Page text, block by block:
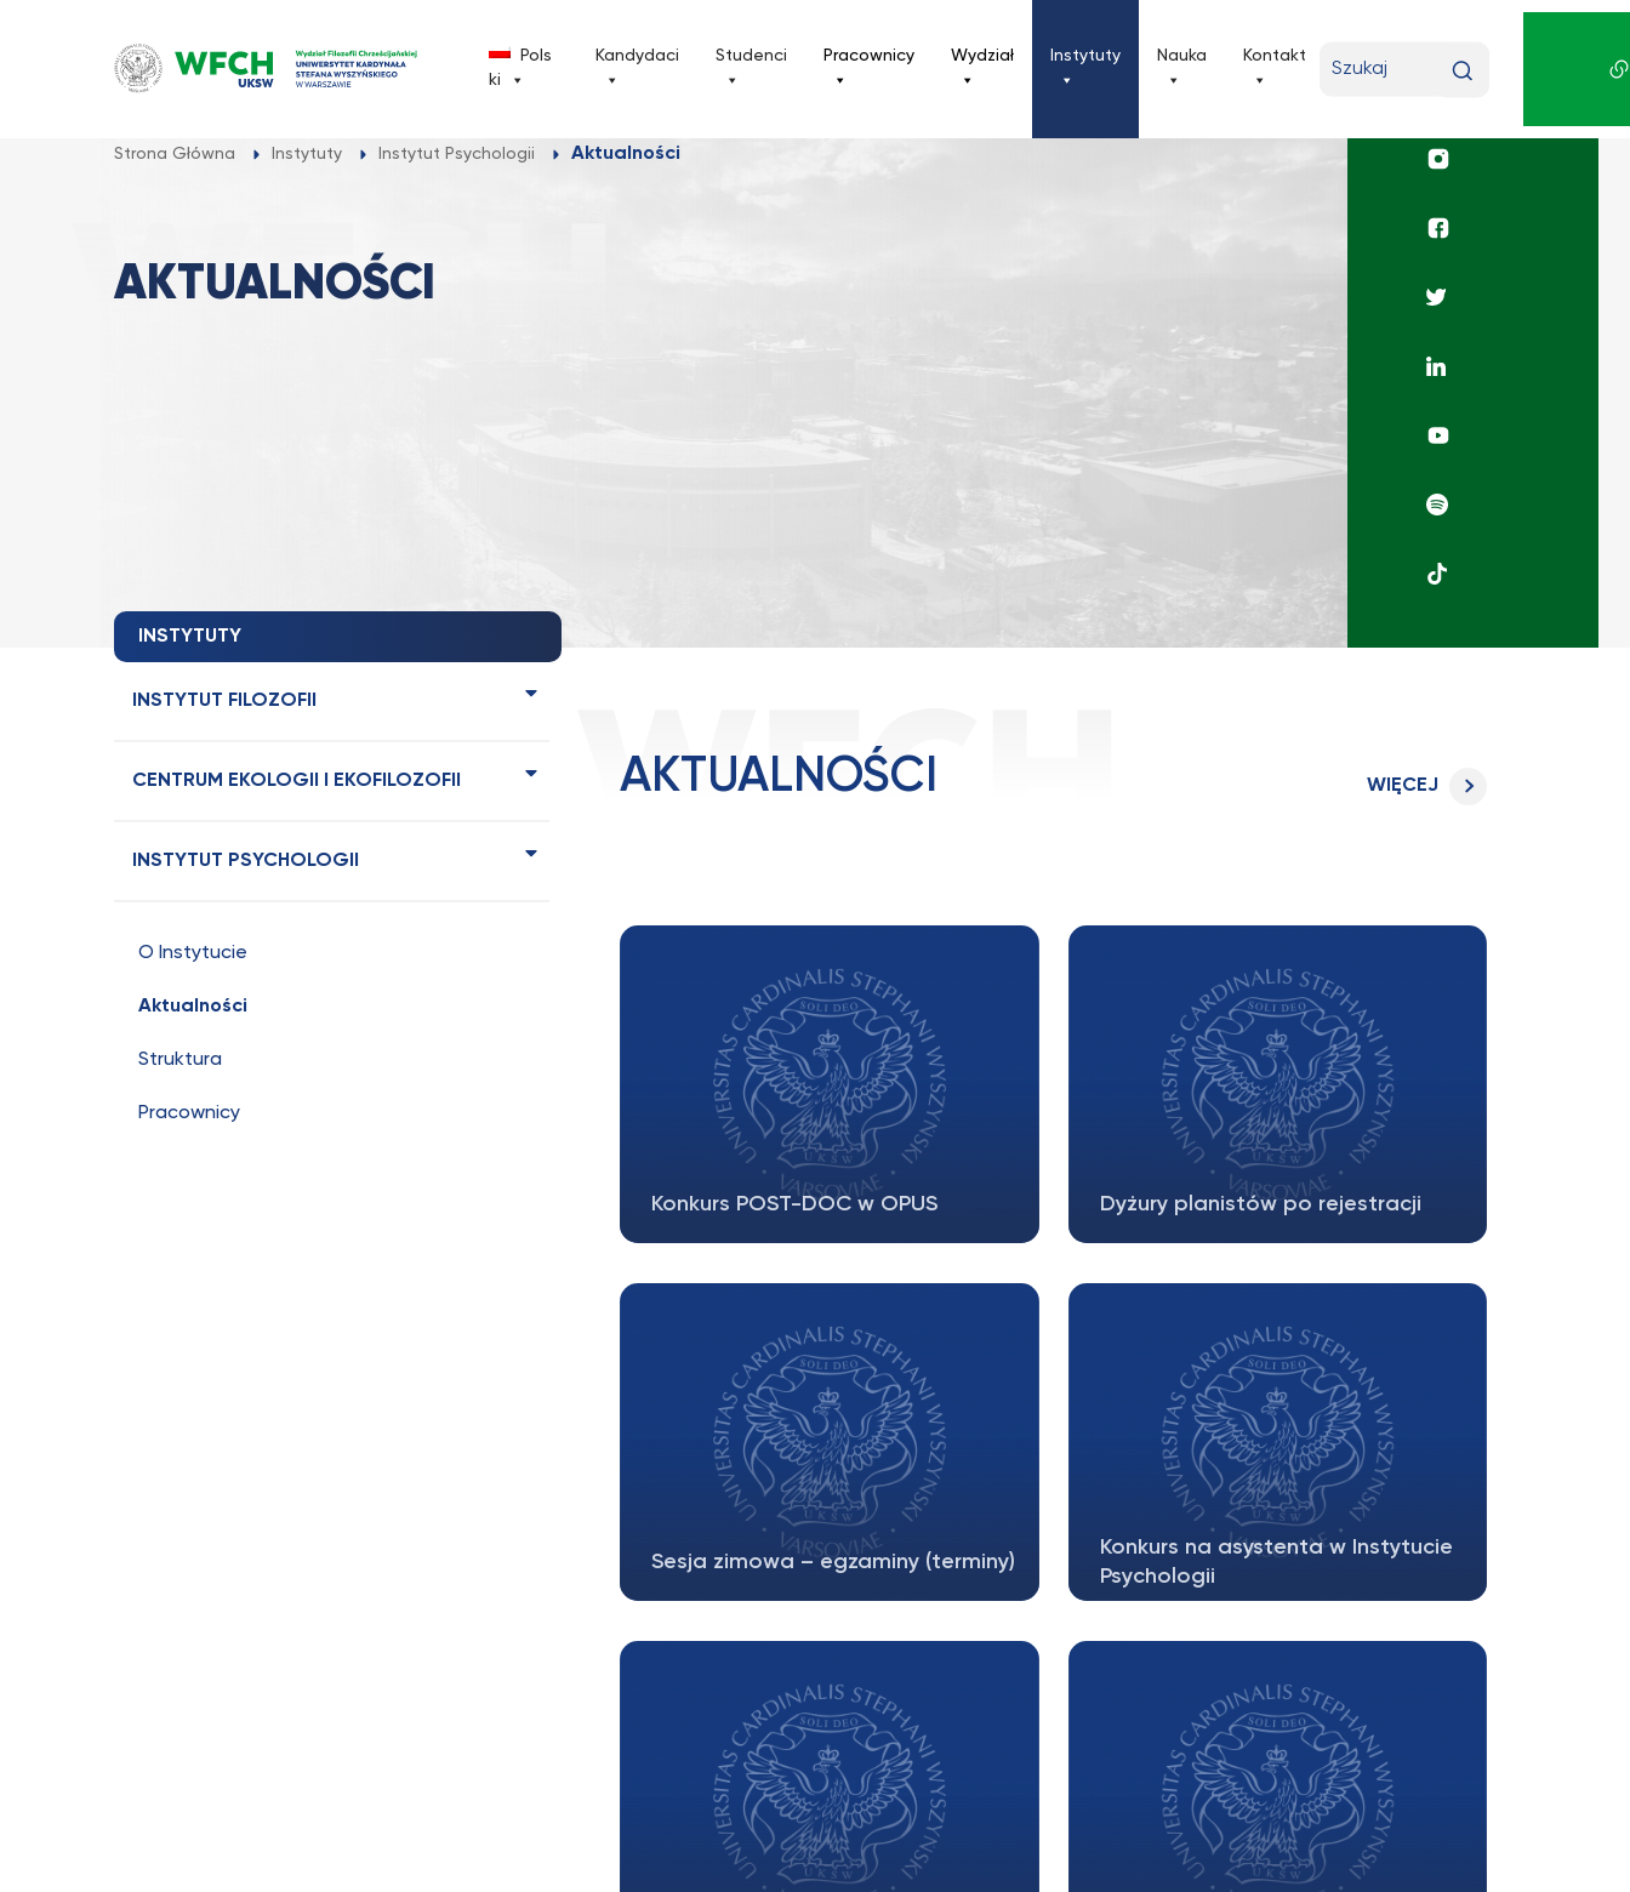
Pols
ki
Kandydaci Studenci Pracownicy Wydział Instytuty Nauka Kontakt
wyszukiwaną
Strona Główna Instytuty Instytut Psychologii Aktualności
AKTUALNOŚCI
Profil
Profil
Profil
Profil
Linkedin
Rafio
Radio
UKSW
INSTYTUTY
INSTYTUT FILOZOFII
CENTRUM EKOLOGII I EKOFILOZOFII
INSTYTUT PSYCHOLOGII
O Instytucie
Aktualności
Struktura
Pracownicy
AKTUALNOŚCI WIĘCEJ
Konkurs POST-DOC w OPUS
Warsaw Faculty of Christian Philosophy…
Dyżury planistów po rejestracji
ŚRODOWISKA mgr A. Buczyński: 2…
Sesja zimowa – egzaminy (terminy)
badań nauk społecznych oraz z wykł.
Konkurs na asystenta w Instytucie
Psychologii
Rektora UKSW z dnia 7 stycznia…